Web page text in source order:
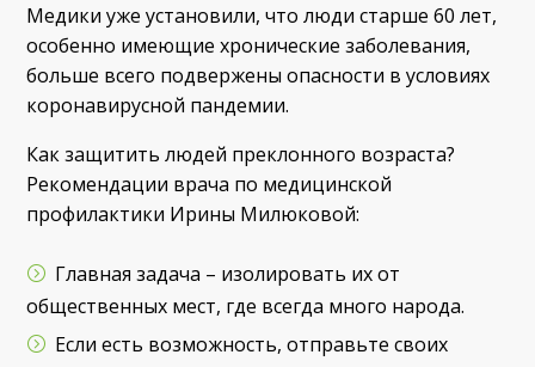
Медики уже установили, что люди старше 60 лет,
особенно имеющие хронические заболевания,
больше всего подвержены опасности в условиях
коронавирусной пандемии.
Как защитить людей преклонного возраста?
Рекомендации врача по медицинской
профилактики Ирины Милюковой:
Главная задача – изолировать их от
общественных мест, где всегда много народа.
Если есть возможность, отправьте своих